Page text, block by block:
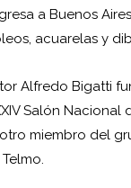
a Buenos
acuarelas y
Alfredo Bigatti
Salón Nacional
miembro del